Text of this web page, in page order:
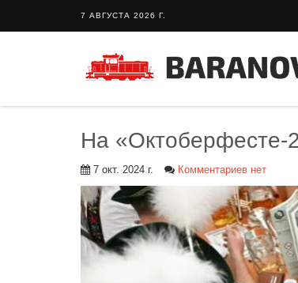
7 АВГУСТА 2026 Г.
На «Октоберфесте-
7 окт. 2024 г. Комментариев нет